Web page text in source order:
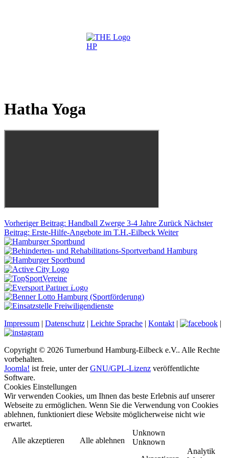
Hatha Yoga
Durch Klicken auf diesen iFrame werden die Cookies hinterlegt
Vorheriger Beitrag: Handball Zwerge 3-4 Jahre Zurück Nächster
Beitrag: Erste-Hilfe-Angebote im T.H.-Eilbeck Weiter
Impressum | Datenschutz | Leichte Sprache | Kontakt | |
Copyright © 2026 Turnerbund Hamburg-Eilbeck e.V.. Alle Rechte
vorbehalten.
Joomla! ist freie, unter derGNU/GPL-Lizenz veröffentlichte
Software.
Cookies Einstellungen
Wir verwenden Cookies, um Ihnen das beste Erlebnis auf unserer
Webseite zu ermöglichen. Wenn Sie die Verwendung von Cookies
ablehnen, funktioniert diese Website möglicherweise nicht wie
erwartet.
Alle akzeptieren
Alle ablehnen
Unknown
Unknown
Analytik